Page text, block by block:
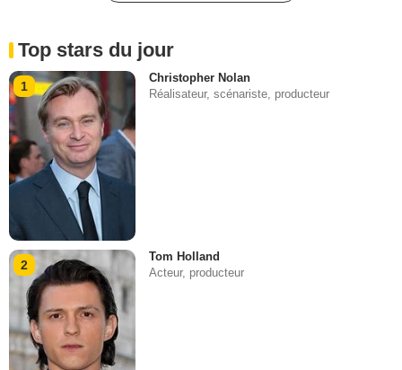
Top stars du jour
1
Christopher Nolan
Réalisateur, scénariste, producteur
2
Tom Holland
Acteur, producteur